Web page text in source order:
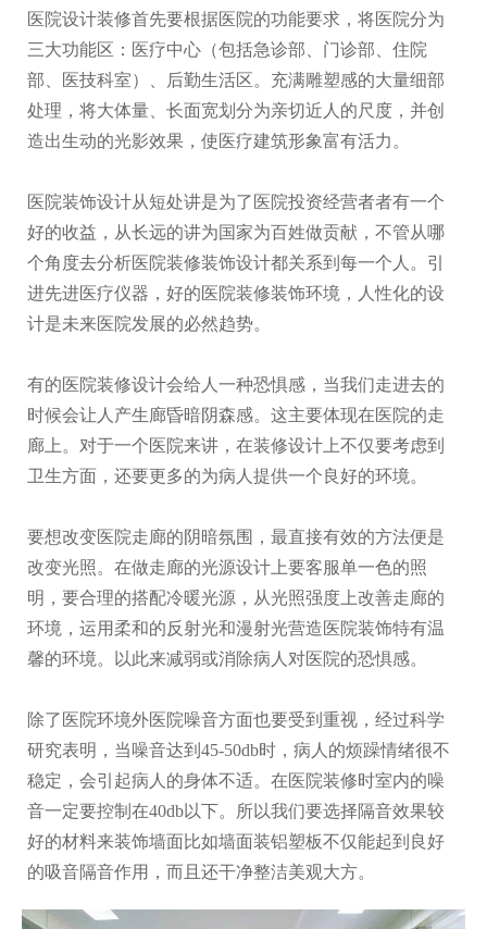
医院设计装修首先要根据医院的功能要求，将医院分为
三大功能区：医疗中心（包括急诊部、门诊部、住院
部、医技科室）、后勤生活区。充满雕塑感的大量细部
处理，将大体量、长面宽划分为亲切近人的尺度，并创
造出生动的光影效果，使医疗建筑形象富有活力。
医院装饰设计从短处讲是为了医院投资经营者者有一个
好的收益，从长远的讲为国家为百姓做贡献，不管从哪
个角度去分析医院装修装饰设计都关系到每一个人。引
进先进医疗仪器，好的医院装修装饰环境，人性化的设
计是未来医院发展的必然趋势。
有的医院装修设计会给人一种恐惧感，当我们走进去的
时候会让人产生廊昏暗阴森感。这主要体现在医院的走
廊上。对于一个医院来讲，在装修设计上不仅要考虑到
卫生方面，还要更多的为病人提供一个良好的环境。
要想改变医院走廊的阴暗氛围，最直接有效的方法便是
改变光照。在做走廊的光源设计上要客服单一色的照
明，要合理的搭配冷暖光源，从光照强度上改善走廊的
环境，运用柔和的反射光和漫射光营造医院装饰特有温
馨的环境。以此来减弱或消除病人对医院的恐惧感。
除了医院环境外医院噪音方面也要受到重视，经过科学
研究表明，当噪音达到45-50db时，病人的烦躁情绪很不
稳定，会引起病人的身体不适。在医院装修时室内的噪
音一定要控制在40db以下。所以我们要选择隔音效果较
好的材料来装饰墙面比如墙面装铝塑板不仅能起到良好
的吸音隔音作用，而且还干净整洁美观大方。